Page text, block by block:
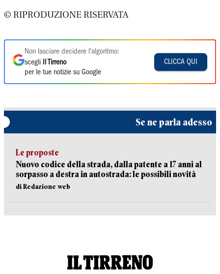
© RIPRODUZIONE RISERVATA
Non lasciare decidere l'algoritmo:
scegli
Il Tirreno
per le tue notizie su Google
CLICCA QUI
Se ne parla adesso
Le proposte
Nuovo codice della strada, dalla patente a 17 anni al
sorpasso a destra in autostrada: le possibili novità
di Redazione web